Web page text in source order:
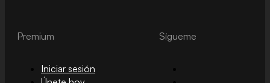
Premium
Iniciar sesión
Sígueme